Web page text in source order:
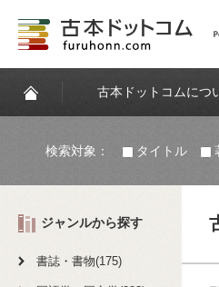
古本ドットコムにつ
検索対象： タイトル
ジャンルから探す
書誌・書物(175)